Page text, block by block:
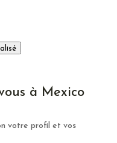
à Mexico
votre profil et vos